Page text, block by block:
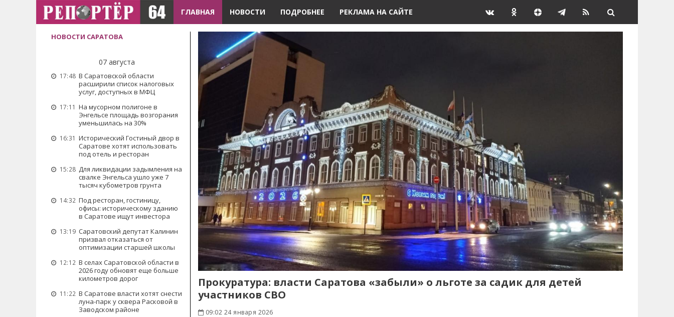
ГЛАВНАЯ НОВОСТИ ПОДРОБНЕЕ РЕКЛАМА НА САЙТЕ
НОВОСТИ САРАТОВА
07 августа
17:48 В Саратовской области
расширили список налоговых
услуг, доступных в МФЦ
17:11 На мусорном полигоне в
Энгельсе площадь возгорания
уменьшилась на 30%
16:31 Исторический Гостиный двор в
Саратове хотят использовать
под отель и ресторан
15:28 Для ликвидации задымления на
свалке Энгельса ушло уже 7
тысяч кубометров грунта
14:32 Под ресторан, гостиницу,
офисы: историческому зданию
в Саратове ищут инвестора
13:19 Саратовский депутат Калинин
призвал отказаться от
оптимизации старшей школы
12:12 В селах Саратовской области в
2026 году обновят еще больше
километров дорог
11:22 В Саратове власти хотят снести
луна-парк у сквера Расковой в
Заводском районе
Прокуратура: власти Саратова «забыли» о льготе за садик для детей
участников СВО
09:02 24 января 2026